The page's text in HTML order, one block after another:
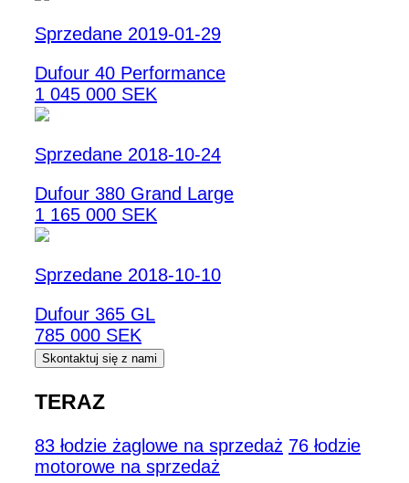
Sprzedane 2019-01-29
Dufour 40 Performance
1 045 000 SEK
Sprzedane 2018-10-24
Dufour 380 Grand Large
1 165 000 SEK
Sprzedane 2018-10-10
Dufour 365 GL
785 000 SEK
Skontaktuj się z nami
TERAZ
83 łodzie żaglowe na sprzedaż 76 łodzie
motorowe na sprzedaż